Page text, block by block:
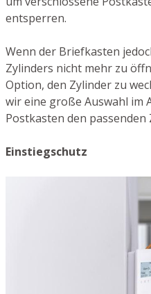
entsperren.
Wenn der Briefkasten
Zylinders nicht mehr zu
Option, den Zylinder zu
wir eine große Auswahl im
Postkasten den passenden
Einstiegschutz